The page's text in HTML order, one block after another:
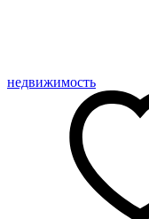
недвижимость